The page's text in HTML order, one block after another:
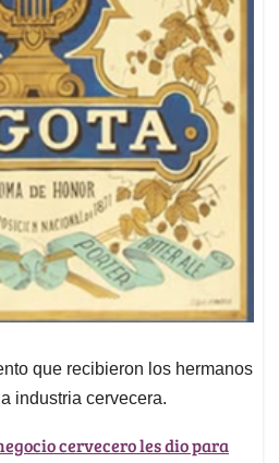
que recibieron los hermanos
industria cervecera.
cervecero les dio para